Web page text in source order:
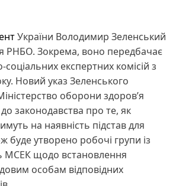
України Володимир Зеленський
РНБО. Зокрема, воно передбачає
соціальних експертних комісій з
Новий указ Зеленського
оборони здоров’я
законодавства про те, як
на наявність підстав для
буде утворено робочі групи із
МСЕК щодо встановлення
особам відповідних